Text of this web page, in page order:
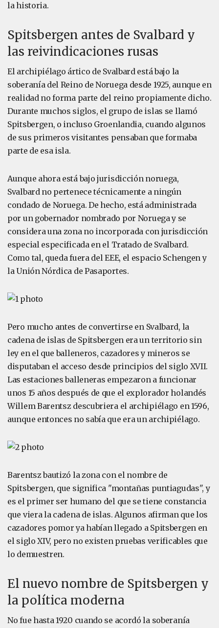
la historia.
Spitsbergen antes de Svalbard y
las reivindicaciones rusas
El archipiélago ártico de Svalbard está bajo la
soberanía del Reino de Noruega desde 1925, aunque en
realidad no forma parte del reino propiamente dicho.
Durante muchos siglos, el grupo de islas se llamó
Spitsbergen, o incluso Groenlandia, cuando algunos
de sus primeros visitantes pensaban que formaba
parte de esa isla.
Aunque ahora está bajo jurisdicción noruega,
Svalbard no pertenece técnicamente a ningún
condado de Noruega. De hecho, está administrada
por un gobernador nombrado por Noruega y se
considera una zona no incorporada con jurisdicción
especial especificada en el Tratado de Svalbard.
Como tal, queda fuera del EEE, el espacio Schengen y
la Unión Nórdica de Pasaportes.
Pero mucho antes de convertirse en Svalbard, la
cadena de islas de Spitsbergen era un territorio sin
ley en el que balleneros, cazadores y mineros se
disputaban el acceso desde principios del siglo XVII.
Las estaciones balleneras empezaron a funcionar
unos 15 años después de que el explorador holandés
Willem Barentsz descubriera el archipiélago en 1596,
aunque entonces no sabía que era un archipiélago.
Barentsz bautizó la zona con el nombre de
Spitsbergen, que significa "montañas puntiagudas", y
es el primer ser humano del que se tiene constancia
que viera la cadena de islas. Algunos afirman que los
cazadores pomor ya habían llegado a Spitsbergen en
el siglo XIV, pero no existen pruebas verificables que
lo demuestren.
El nuevo nombre de Spitsbergen y
la política moderna
No fue hasta 1920 cuando se acordó la soberanía